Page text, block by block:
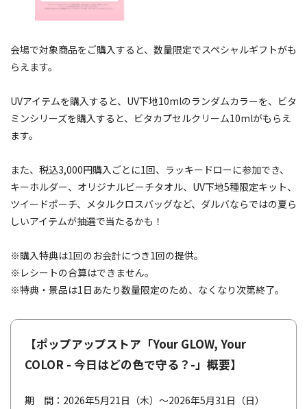
会場で対象商品をご購入すると、数量限定でスペシャルギフトがも
らえます。
UVアイテムを購入すると、UV下地10mlのランダムカラーを、ビタ
ミンシリーズを購入すると、ビタカプセルクリーム10mlがもらえ
ます。
また、税込3,000円購入ごとに1回、ラッキードローに参加でき、
キーホルダー、オリジナルビーチタオル、UV下地5種限定キット、
ツイードポーチ、メタルクロスバッグなど、ダルバならではの夏ら
しいアイテムが抽選で当たるかも！
※購入特典は1回のお会計につき1回の提供。
※レシートの合算はできません。
※特典・景品は1日あたり数量限定のため、なくなり次第終了。
【ポップアップストア「Your GLOW, Your
COLOR - 今日はどの色で守る？-」概要】
期 間：2026年5月21日（木）～2026年5月31日（日）